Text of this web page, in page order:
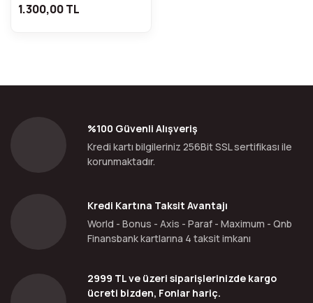
1.300,00 TL
%100 Güvenli Alışveriş
Kredi kartı bilgileriniz 256Bit SSL sertifikası ile
korunmaktadır.
Kredi Kartına Taksit Avantajı
World - Bonus - Axis - Paraf - Maximum - Qnb
Finansbank kartlarına 4 taksit imkanı
2999 TL ve üzeri siparişlerinizde kargo
ücreti bizden, Fonlar hariç.